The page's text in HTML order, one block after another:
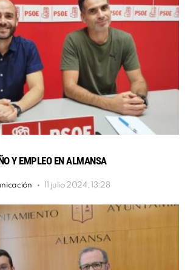
Y EMPLEO EN ALMANSA
11 julio 2024, 13:28